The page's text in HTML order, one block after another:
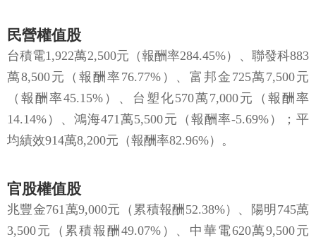
民營權值股
台積電1,922萬2,500元（報酬率284.45%）、聯發科883
萬8,500元（報酬率76.77%）、富邦金725萬7,500元
（報酬率45.15%）、台塑化570萬7,000元（報酬率
14.14%）、鴻海471萬5,500元（報酬率-5.69%）；平
均績效914萬8,200元（報酬率82.96%）。
官股權值股
兆豐金761萬9,000元（累積報酬52.38%）、陽明745萬
3,500元（累積報酬49.07%）、中華電620萬9,500元